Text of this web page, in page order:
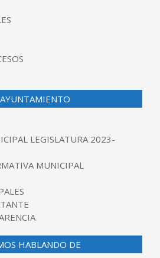
LEGISLATURA 2023-
MUNICIPAL
HABLANDO DE